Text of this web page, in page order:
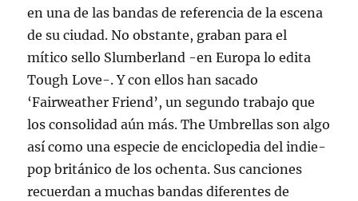
en una de las bandas de referencia de la escena
de su ciudad. No obstante, graban para el
mítico sello Slumberland -en Europa lo edita
Tough Love-. Y con ellos han sacado
‘Fairweather Friend’, un segundo trabajo que
los consolidad aún más. The Umbrellas son algo
así como una especie de enciclopedia del indie-
pop británico de los ochenta. Sus canciones
recuerdan a muchas bandas diferentes de